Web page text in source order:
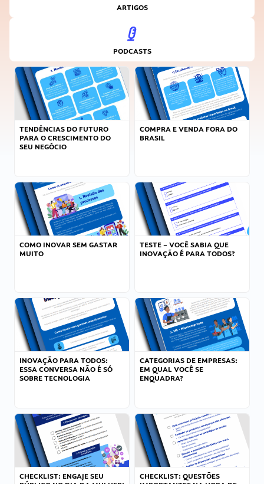
ARTIGOS
PODCASTS
TENDÊNCIAS DO FUTURO
PARA O CRESCIMENTO DO
SEU NEGÓCIO
COMPRA E VENDA FORA DO
BRASIL
COMO INOVAR SEM GASTAR
MUITO
TESTE – VOCÊ SABIA QUE
INOVAÇÃO É PARA TODOS?
INOVAÇÃO PARA TODOS:
ESSA CONVERSA NÃO É SÓ
SOBRE TECNOLOGIA
CATEGORIAS DE EMPRESAS:
EM QUAL VOCÊ SE
ENQUADRA?
CHECKLIST: ENGAJE SEU
CHECKLIST: QUESTÕES